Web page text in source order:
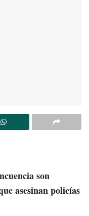
son
asesinan policías